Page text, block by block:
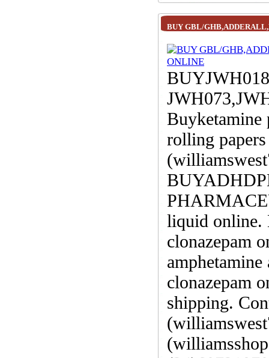
BUY GBL/
rolling
liquid online.
clonazepam
clonazepam
shipping.